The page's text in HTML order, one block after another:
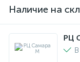
Наличие на
РЦ